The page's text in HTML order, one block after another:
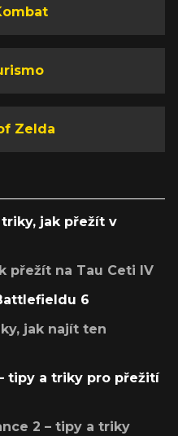
Zelda
triky, jak přežít v
přežít na Tau Ceti IV
6
jak najít ten
tipy a triky pro přežití
2 – tipy a triky